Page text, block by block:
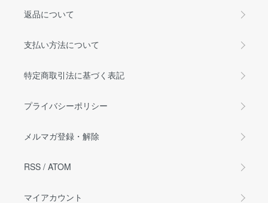
返品について
支払い方法について
特定商取引法に基づく表記
プライバシーポリシー
メルマガ登録・解除
RSS / ATOM
マイアカウント